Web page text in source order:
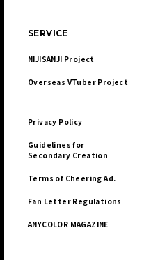
SERVICE
NIJISANJI Project
Overseas VTuber Project
Privacy Policy
Guidelines for
Secondary Creation
Terms of Cheering Ad.
Fan Letter Regulations
ANYCOLOR MAGAZINE